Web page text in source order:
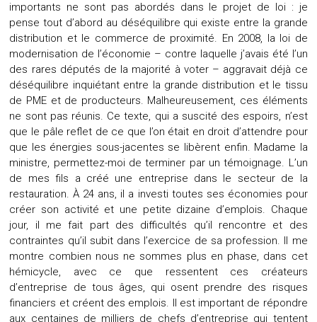
importants ne sont pas abordés dans le projet de loi : je
pense tout d’abord au déséquilibre qui existe entre la grande
distribution et le commerce de proximité. En 2008, la loi de
modernisation de l’économie – contre laquelle j’avais été l’un
des rares députés de la majorité à voter – aggravait déjà ce
déséquilibre inquiétant entre la grande distribution et le tissu
de PME et de producteurs. Malheureusement, ces éléments
ne sont pas réunis. Ce texte, qui a suscité des espoirs, n’est
que le pâle reflet de ce que l’on était en droit d’attendre pour
que les énergies sous-jacentes se libèrent enfin. Madame la
ministre, permettez-moi de terminer par un témoignage. L’un
de mes fils a créé une entreprise dans le secteur de la
restauration. À 24 ans, il a investi toutes ses économies pour
créer son activité et une petite dizaine d’emplois. Chaque
jour, il me fait part des difficultés qu’il rencontre et des
contraintes qu’il subit dans l’exercice de sa profession. Il me
montre combien nous ne sommes plus en phase, dans cet
hémicycle, avec ce que ressentent ces créateurs
d’entreprise de tous âges, qui osent prendre des risques
financiers et créent des emplois. Il est important de répondre
aux centaines de milliers de chefs d’entreprise qui tentent